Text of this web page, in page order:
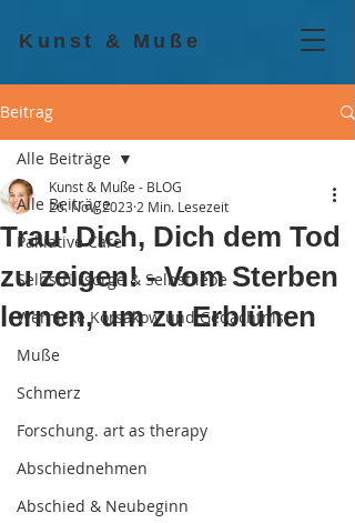
Kunst & Muße
Beitrag
Alle Beiträge
Palliative Care
Selbstfürsorge & Selbstliebe
Wernicke Korsakow und Gedächtnis
Muße
Schmerz
Forschung. art as therapy
Abschiednehmen
Abschied & Neubeginn
Alle Beiträge
Trau' Dich, Dich dem Tod
zu zeigen! - Vom Sterben
lernen, um zu Erblühen
Kunst & Muße - BLOG
26. Nov. 2023 2 Min. Lesezeit